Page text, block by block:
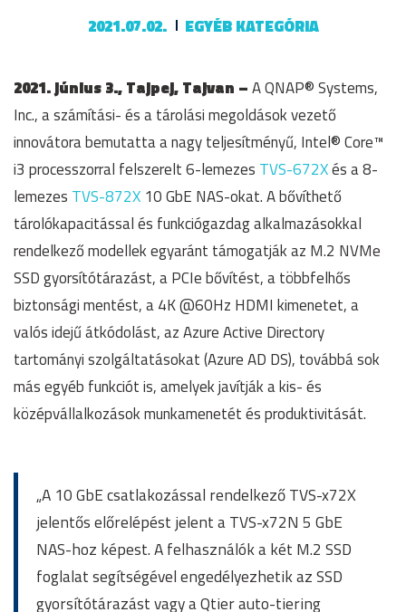
2021.07.02. EGYÉB KATEGÓRIA
2021. június 3., Tajpej, Tajvan –A QNAP® Systems,
Inc., a számítási- és a tárolási megoldások vezető
innovátora bemutatta a nagy teljesítményű, Intel® Core™
i3 processzorral felszerelt 6-lemezes TVS-672Xés a 8-
lemezes TVS-872X 10 GbE NAS-okat. A bővíthető
tárolókapacitással és funkciógazdag alkalmazásokkal
rendelkező modellek egyaránt támogatják az M.2 NVMe
SSD gyorsítótárazást, a PCIe bővítést, a többfelhős
biztonsági mentést, a 4K @60Hz HDMI kimenetet, a
valós idejű átkódolást, az Azure Active Directory
tartományi szolgáltatásokat (Azure AD DS), továbbá sok
más egyéb funkciót is, amelyek javítják a kis- és
középvállalkozások munkamenetét és produktivitását.
„A 10 GbE csatlakozással rendelkező TVS-x72X
jelentős előrelépést jelent a TVS-x72N 5 GbE
NAS-hoz képest. A felhasználók a két M.2 SSD
foglalat segítségével engedélyezhetik az SSD
gyorsítótárazást vagy a Qtier auto-tiering